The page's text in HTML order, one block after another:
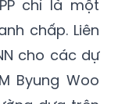
cho các dự
Byung Woo
dựa trên
này chia sẻ: